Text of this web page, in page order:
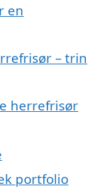
en
– trin
herrefrisør
portfolio